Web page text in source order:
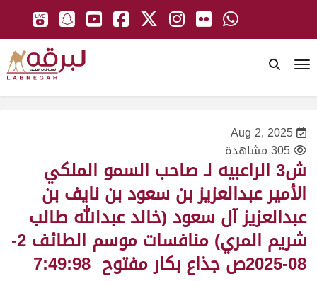
Aug 2, 2025
305 مشاهدة
ش3 الراعبيه لـ صاحب السمو الملكي
الأمير عبدالعزيز بن سعود بن نايف بن
عبدالعزيز آل سعود (خالد عبدالله طالب
شريم المري) منافسات موسم الطائف 2-
08-2025ص جذاع بكار مفتوح 7:49:98